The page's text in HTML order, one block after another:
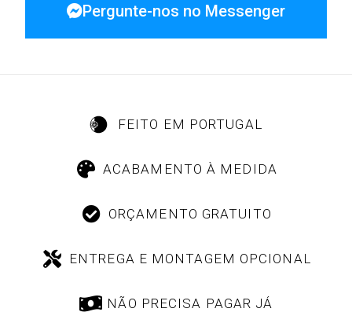
Pergunte-nos no Messenger
FEITO EM PORTUGAL
ACABAMENTO À MEDIDA
ORÇAMENTO GRATUITO
ENTREGA E MONTAGEM OPCIONAL
NÃO PRECISA PAGAR JÁ